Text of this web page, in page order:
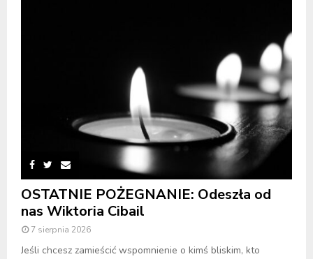
OSTATNIE POŻEGNANIE: Odeszła od
nas Wiktoria Cibail
7 sierpnia 2026
Jeśli chcesz zamieścić wspomnienie o kimś bliskim, kto